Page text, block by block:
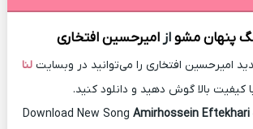
پنهان مشوازامیرحسین افتخاری
امیرحسین افتخاری را می‌توانید در وبسایت لنا
کیفیت بالا گوش دهید و دانلود کنید.
Download New Song Amirhossein Eftekhari